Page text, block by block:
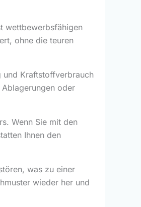
wettbewerbsfähigen
ohne die teuren
und Kraftstoffverbrauch
oder
Wenn Sie mit den
Ihnen den
was zu einer
wieder her und